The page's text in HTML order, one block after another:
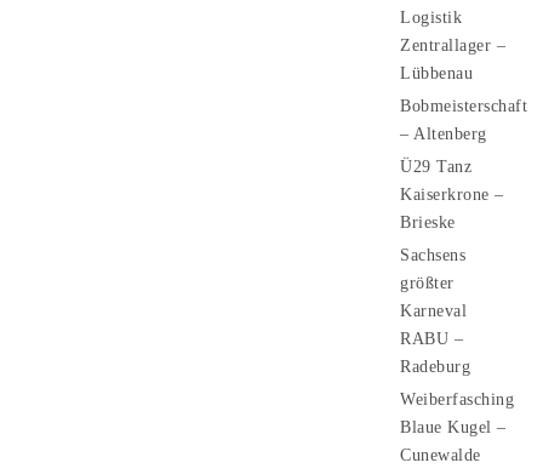
Logistik
Zentrallager –
Lübbenau
Bobmeisterschaft
– Altenberg
Ü29 Tanz
Kaiserkrone –
Brieske
Sachsens
größter
Karneval
RABU –
Radeburg
Weiberfasching
Blaue Kugel –
Cunewalde